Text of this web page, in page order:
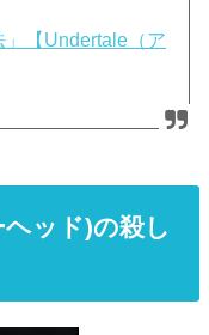
【Undertale（ア
ッド)の殺し